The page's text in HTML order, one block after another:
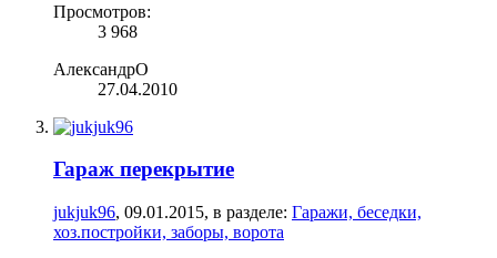
Просмотров:
3 968
АлександрО
27.04.2010
Гараж перекрытие
jukjuk96, 09.01.2015, в разделе: Гаражи, беседки,
хоз.постройки, заборы, ворота